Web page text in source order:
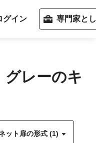
グイン 専門家と
レーのキ
ット扉の形式 (1)